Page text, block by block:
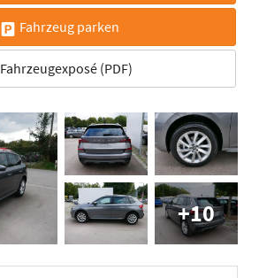
Fahrzeug parken
Fahrzeugexposé (PDF)
+10